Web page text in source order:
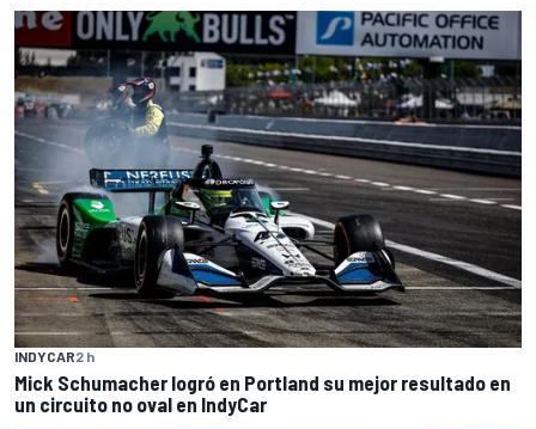
INDYCAR2 h
Mick Schumacher logró en Portland su mejor resultado en
un circuito no oval en IndyCar